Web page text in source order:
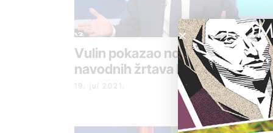
Vulin pokazao nove fotografije
navodnih žrtava Belivukovog
19. jul 2021.